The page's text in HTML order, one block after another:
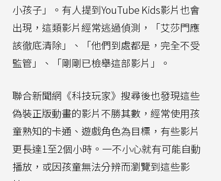
小孩子」。有人提到YouTube Kids影片也會
出現，這類影片經常逃過偵測，「艾莎門應
該徹底清除」、「他們到處都是，完全不受
監管」、「剛剛已檢舉這部影片」。
聯合新聞網《科技玩家》搜尋後也發現這些
偽裝正版動畫的影片不勝其數，經常使用孩
童熟知的卡通、遊戲角色為目標，有些影片
更長達1至2個小時。一不小心就有可能自動
播放，或因孩童無法分辨而瀏覽到這些影